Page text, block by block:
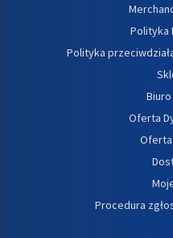
Polityka
Polityka
Oferta
Oferta
Procedura